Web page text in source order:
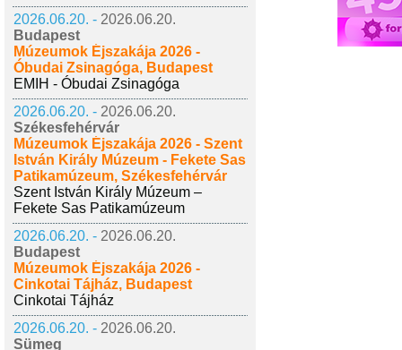
2026.06.20. - 2026.06.20.
Budapest
Múzeumok Éjszakája 2026 -
Óbudai Zsinagóga, Budapest
EMIH - Óbudai Zsinagóga
2026.06.20. - 2026.06.20.
Székesfehérvár
Múzeumok Éjszakája 2026 - Szent
István Király Múzeum - Fekete Sas
Patikamúzeum, Székesfehérvár
Szent István Király Múzeum –
Fekete Sas Patikamúzeum
2026.06.20. - 2026.06.20.
Budapest
Múzeumok Éjszakája 2026 -
Cinkotai Tájház, Budapest
Cinkotai Tájház
2026.06.20. - 2026.06.20.
Sümeg